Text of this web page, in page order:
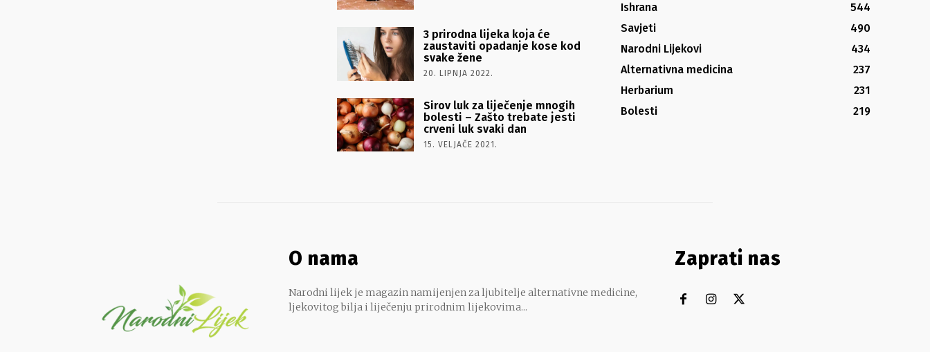
3 prirodna lijeka koja će
zaustaviti opadanje kose kod
svake žene
20. LIPNJA 2022.
Sirov luk za liječenje mnogih
bolesti – Zašto trebate jesti
crveni luk svaki dan
15. VELJAČE 2021.
Ishrana
544
Savjeti
490
Narodni Lijekovi
434
Alternativna medicina
237
Herbarium
231
Bolesti
219
O nama
Narodni lijek je magazin namijenjen za ljubitelje alternativne medicine,
ljekovitog bilja i liječenju prirodnim lijekovima...
Zaprati nas